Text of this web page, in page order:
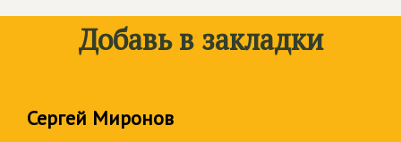
Добавь в закладки
Сергей Миронов